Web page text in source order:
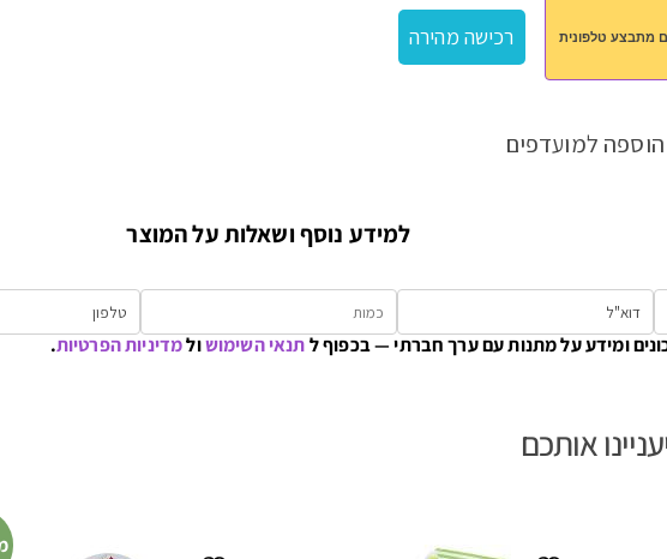
רכישה מהירה
הוספה למועדפים
למידע נוסף ושאלות על המוצר
ומידע על מתנות עם ערך חברתי — בכפוף לתנאי השימושולמדיניות הפרטיות.
אותכם